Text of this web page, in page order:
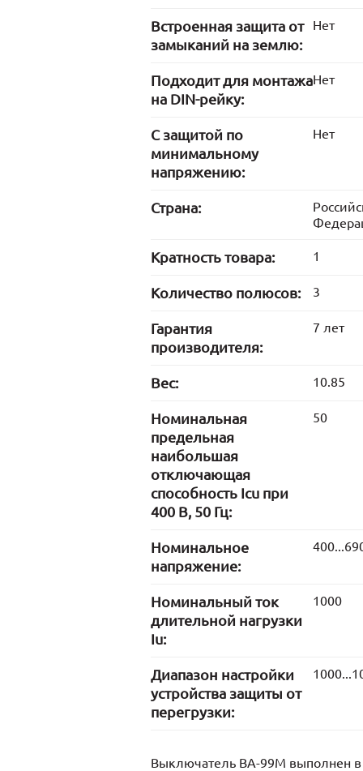
Встроенная защита от
замыканий на землю:
Нет
Подходит для монтажа
на DIN-рейку:
Нет
С защитой по
минимальному
напряжению:
Нет
Страна:
Кратность товара: 1
Количество полюсов: 3
Гарантия
производителя:
7 лет
Вес: 10.85
Номинальная
предельная
наибольшая
отключающая
способность Icu при
400 В, 50 Гц:
50
Номинальное
напряжение:
Номинальный ток
длительной нагрузки
Iu:
1000
Диапазон настройки
устройства защиты от
перегрузки:
Выключатель ВА-99М выполнен